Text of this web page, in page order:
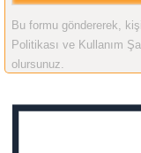
Bu formu göndererek,
Politikası ve Kullanım
olursunuz.